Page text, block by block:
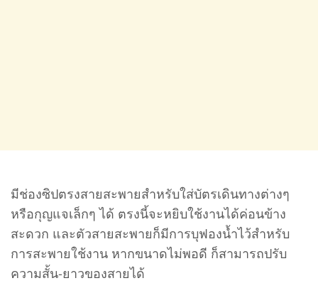
มีช่องซิปตรงสายสะพายสำหรับใส่บัตรเดินทางต่างๆ
หรือกุญแจเล็กๆ ได้ ตรงนี้จะหยิบใช้งานได้ค่อนข้าง
สะดวก และตัวสายสะพายก็มีการบุฟองน้ำไว้สำหรับ
การสะพายใช้งาน หากขนาดไม่พอดี ก็สามารถปรับ
ความสั้น-ยาวของสายได้